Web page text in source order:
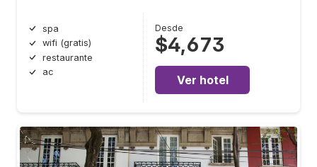
spa
wifi (gratis)
restaurante
ac
Desde
$4,673
Ver hotel